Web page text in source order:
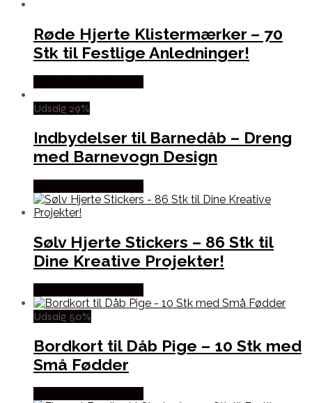
Røde Hjerte Klistermærker – 70
Stk til Festlige Anledninger!
Udsalg 29%
Indbydelser til Barnedåb – Dreng
med Barnevogn Design
Sølv Hjerte Stickers – 86 Stk til
Dine Kreative Projekter!
Udsalg 50%
Bordkort til Dåb Pige – 10 Stk med
Små Fødder